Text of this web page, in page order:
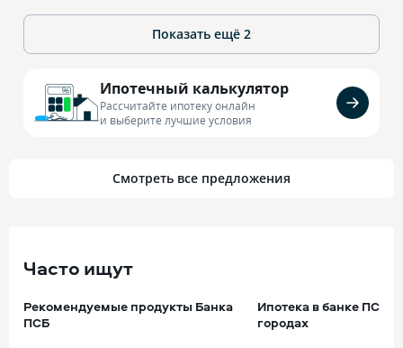
Показать ещё 2
Ипотечный калькулятор
Рассчитайте ипотеку онлайн
и выберите лучшие условия
Смотреть все предложения
Часто ищут
Рекомендуемые продукты Банка
ПСБ
Ипотека в банке ПСБ
городах